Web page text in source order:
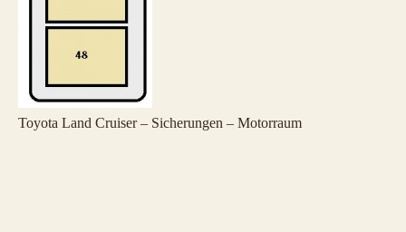
Toyota Land Cruiser – Sicherungen – Motorraum